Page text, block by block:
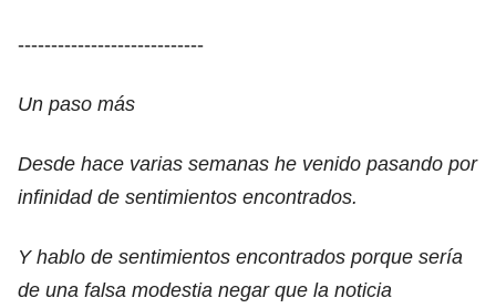
----------------------------
Un paso más
Desde hace varias semanas he venido pasando por
infinidad de sentimientos encontrados.
Y hablo de sentimientos encontrados porque sería
de una falsa modestia negar que la noticia